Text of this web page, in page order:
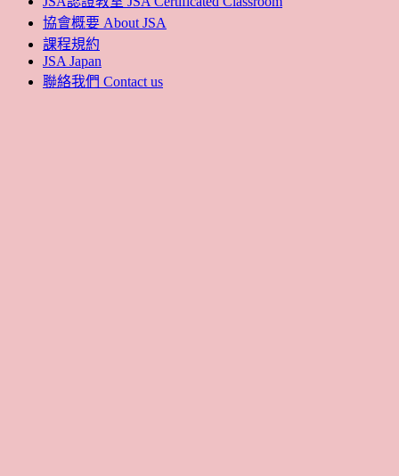
協會概要 About JSA
課程規約
JSA Japan
聯絡我們 Contact us